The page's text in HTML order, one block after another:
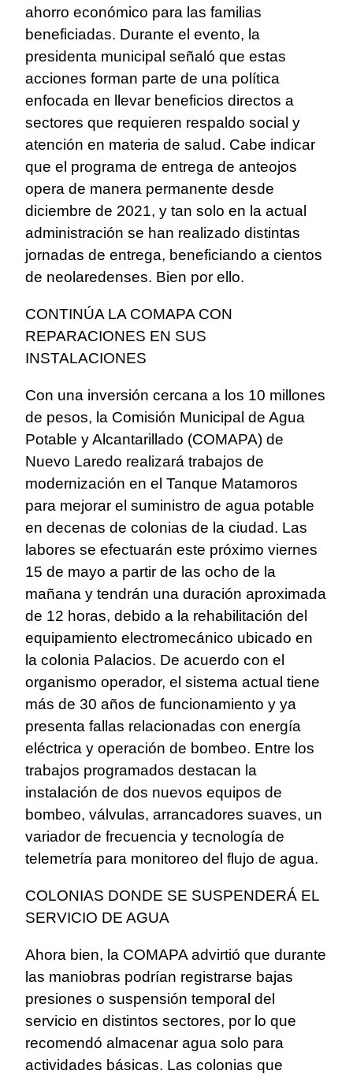
ahorro económico para las familias
beneficiadas. Durante el evento, la
presidenta municipal señaló que estas
acciones forman parte de una política
enfocada en llevar beneficios directos a
sectores que requieren respaldo social y
atención en materia de salud. Cabe indicar
que el programa de entrega de anteojos
opera de manera permanente desde
diciembre de 2021, y tan solo en la actual
administración se han realizado distintas
jornadas de entrega, beneficiando a cientos
de neolaredenses. Bien por ello.
CONTINÚA LA COMAPA CON
REPARACIONES EN SUS
INSTALACIONES
Con una inversión cercana a los 10 millones
de pesos, la Comisión Municipal de Agua
Potable y Alcantarillado (COMAPA) de
Nuevo Laredo realizará trabajos de
modernización en el Tanque Matamoros
para mejorar el suministro de agua potable
en decenas de colonias de la ciudad. Las
labores se efectuarán este próximo viernes
15 de mayo a partir de las ocho de la
mañana y tendrán una duración aproximada
de 12 horas, debido a la rehabilitación del
equipamiento electromecánico ubicado en
la colonia Palacios. De acuerdo con el
organismo operador, el sistema actual tiene
más de 30 años de funcionamiento y ya
presenta fallas relacionadas con energía
eléctrica y operación de bombeo. Entre los
trabajos programados destacan la
instalación de dos nuevos equipos de
bombeo, válvulas, arrancadores suaves, un
variador de frecuencia y tecnología de
telemetría para monitoreo del flujo de agua.
COLONIAS DONDE SE SUSPENDERÁ EL
SERVICIO DE AGUA
Ahora bien, la COMAPA advirtió que durante
las maniobras podrían registrarse bajas
presiones o suspensión temporal del
servicio en distintos sectores, por lo que
recomendó almacenar agua solo para
actividades básicas. Las colonias que